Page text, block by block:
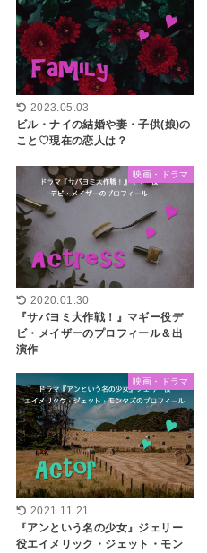
2023.05.03
ビル・ナイの結婚や妻・子供(娘)の
こと♡現在の恋人は？
映画・ドラマ
2020.01.30
『サバヨミ大作戦！』マギー役デ
ビ・メイザーのプロフィール＆出
演作
映画・ドラマ
2021.11.21
『アンという名の少女』ジェリー
役エイメリック・ジェット・モン